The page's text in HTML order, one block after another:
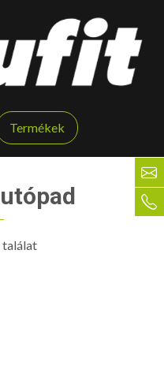
Termékek
találat